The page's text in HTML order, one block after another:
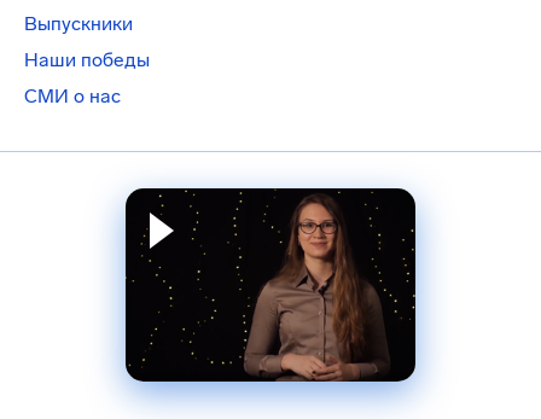
Выпускники
Наши победы
СМИ о нас